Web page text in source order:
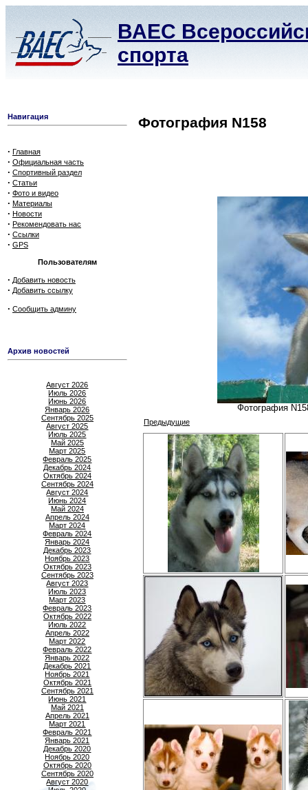
ВАЕС
спорта
Навигация
· Главная
· Официальная часть
· Спортивный раздел
· Статьи
· Фото и видео
· Материалы
· Новости
· Рекомендовать нас
· Ссылки
· GPS
Пользователям
· Добавить новость
· Добавить ссылку
· Сообщить админу
Архив новостей
Август 2026
Июль 2026
Июнь 2026
Январь 2026
Сентябрь 2025
Август 2025
Июль 2025
Май 2025
Март 2025
Февраль 2025
Декабрь 2024
Октябрь 2024
Сентябрь 2024
Август 2024
Июнь 2024
Май 2024
Апрель 2024
Март 2024
Февраль 2024
Январь 2024
Декабрь 2023
Ноябрь 2023
Октябрь 2023
Сентябрь 2023
Август 2023
Июль 2023
Март 2023
Февраль 2023
Октябрь 2022
Июль 2022
Апрель 2022
Март 2022
Февраль 2022
Январь 2022
Декабрь 2021
Ноябрь 2021
Октябрь 2021
Сентябрь 2021
Июнь 2021
Май 2021
Апрель 2021
Март 2021
Февраль 2021
Январь 2021
Декабрь 2020
Ноябрь 2020
Октябрь 2020
Сентябрь 2020
Август 2020
Фотография N158
Фотография
Предыдущие